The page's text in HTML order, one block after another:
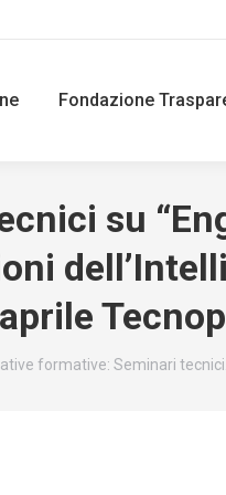
Fondazione
su
formative: Seminari tecnici…